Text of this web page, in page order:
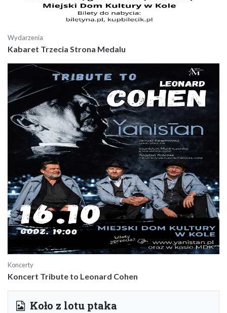
Wydarzenia
Kabaret Trzecia Strona Medalu
Koncerty
Koncert Tribute to Leonard Cohen
Koło z lotu ptaka